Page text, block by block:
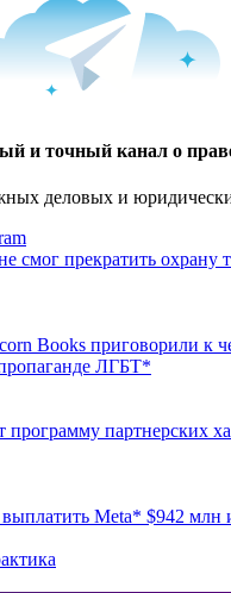
и точный канал о
деловых и
смог прекратить охрану
Books приговорили к
ЛГБТ*
программу партнерских
Meta* $942 млн